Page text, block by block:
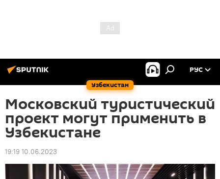
Узбекистан
РУС
Московский туристический
проект могут применить в
Узбекистане
19:19 10.06.2023